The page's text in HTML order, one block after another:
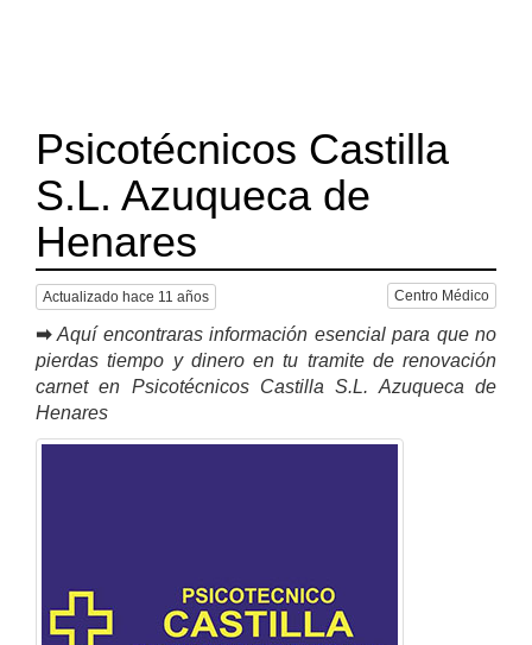
Psicotécnicos Castilla
S.L. Azuqueca de
Henares
Actualizado hace 11 años Centro Médico
➡ Aquí encontraras información esencial para que no
pierdas tiempo y dinero en tu tramite de renovación
carnet en Psicotécnicos Castilla S.L. Azuqueca de
Henares